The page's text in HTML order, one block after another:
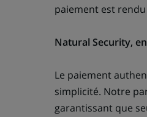
paiement est
Natural Security,
Le paiement
simplicité. Notre
garantissant que